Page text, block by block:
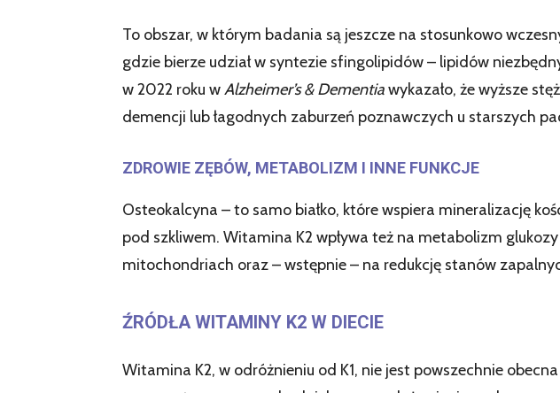
To obszar, w którym badania są jeszcze na stosunkowo
gdzie bierze udział w syntezie sfingolipidów – lipidów
w 2022 roku wAlzheimer’s & Dementiawykazało, że wyższe
demencji lub łagodnych zaburzeń poznawczych u starszych
ZDROWIE ZĘBÓW, METABOLIZM I INNE FUNKCJE
Osteokalcyna – to samo białko, które wspiera mineralizację
pod szkliwem. Witamina K2 wpływa też na metabolizm
mitochondriach oraz – wstępnie – na redukcję stanów
ŹRÓDŁA WITAMINY K2 W DIECIE
Witamina K2, w odróżnieniu od K1, nie jest powszechnie